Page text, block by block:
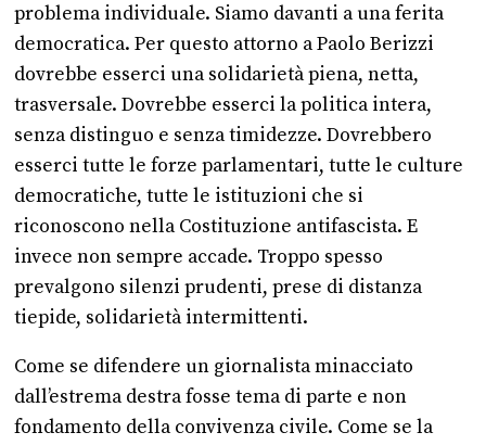
problema individuale. Siamo davanti a una ferita
democratica. Per questo attorno a Paolo Berizzi
dovrebbe esserci una solidarietà piena, netta,
trasversale. Dovrebbe esserci la politica intera,
senza distinguo e senza timidezze. Dovrebbero
esserci tutte le forze parlamentari, tutte le culture
democratiche, tutte le istituzioni che si
riconoscono nella Costituzione antifascista. E
invece non sempre accade. Troppo spesso
prevalgono silenzi prudenti, prese di distanza
tiepide, solidarietà intermittenti.
Come se difendere un giornalista minacciato
dall’estrema destra fosse tema di parte e non
fondamento della convivenza civile. Come se la